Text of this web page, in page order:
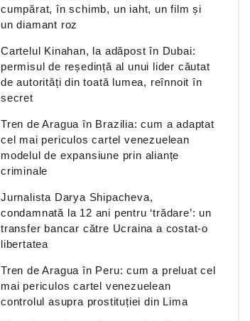
cumpărat, în schimb, un iaht, un film și
un diamant roz
Cartelul Kinahan, la adăpost în Dubai:
permisul de reședință al unui lider căutat
de autorități din toată lumea, reînnoit în
secret
Tren de Aragua în Brazilia: cum a adaptat
cel mai periculos cartel venezuelean
modelul de expansiune prin alianțe
criminale
Jurnalista Darya Shipacheva,
condamnată la 12 ani pentru ‘trădare’: un
transfer bancar către Ucraina a costat-o
libertatea
Tren de Aragua în Peru: cum a preluat cel
mai periculos cartel venezuelean
controlul asupra prostituției din Lima